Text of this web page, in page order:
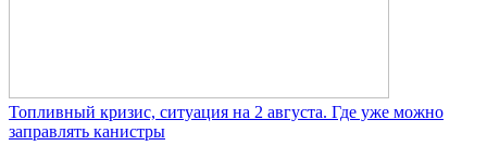
Топливный кризис, ситуация на 2 августа. Где уже можно
заправлять канистры